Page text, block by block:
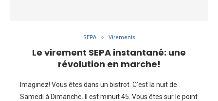
SEPA Virements
Le virement SEPA instantané: une
révolution en marche!
Imaginez! Vous êtes dans un bistrot. C’est la nuit de
Samedi à Dimanche. Il est minuit 45. Vous êtes sur le point